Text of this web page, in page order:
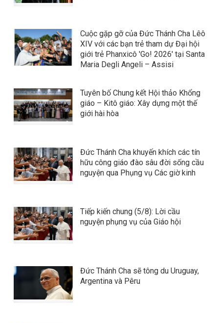
Cuộc gặp gỡ của Đức Thánh Cha Lêô
XIV với các bạn trẻ tham dự Đại hội
giới trẻ Phanxicô 'Go! 2026' tại Santa
Maria Degli Angeli – Assisi
Tuyên bố Chung kết Hội thảo Khổng
giáo – Kitô giáo: Xây dựng một thế
giới hài hòa
Đức Thánh Cha khuyến khích các tín
hữu công giáo đào sâu đời sống cầu
nguyện qua Phụng vụ Các giờ kinh
Tiếp kiến chung (5/8): Lời cầu
nguyện phụng vụ của Giáo hội
Đức Thánh Cha sẽ tông du Uruguay,
Argentina và Pêru